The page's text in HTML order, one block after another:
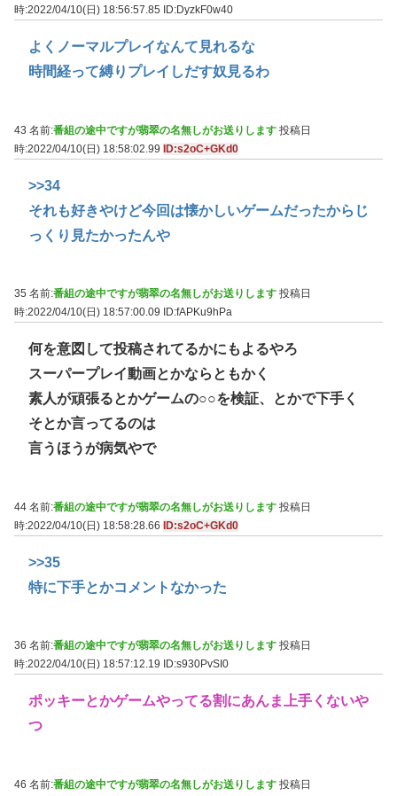
時:2022/04/10(日) 18:56:57.85
ID:DyzkF0w40
よくノーマルプレイなんて見れるな
時間経って縛りプレイしだす奴見るわ
43 名前:番組の途中ですが翡翠の名無しがお送りします 投稿日
時:2022/04/10(日) 18:58:02.99 ID:s2oC+GKd0
>>34
それも好きやけど今回は懐かしいゲームだったからじ
っくり見たかったんや
35 名前:番組の途中ですが翡翠の名無しがお送りします 投稿日
時:2022/04/10(日) 18:57:00.09
ID:fAPKu9hPa
何を意図して投稿されてるかにもよるやろ
スーパープレイ動画とかならともかく
素人が頑張るとかゲームの○○を検証、とかで下手く
そとか言ってるのは
言うほうが病気やで
44 名前:番組の途中ですが翡翠の名無しがお送りします 投稿日
時:2022/04/10(日) 18:58:28.66 ID:s2oC+GKd0
>>35
特に下手とかコメントなかった
36 名前:番組の途中ですが翡翠の名無しがお送りします 投稿日
時:2022/04/10(日) 18:57:12.19
ID:s930PvSI0
ポッキーとかゲームやってる割にあんま上手くないや
つ
46 名前:番組の途中ですが翡翠の名無しがお送りします 投稿日